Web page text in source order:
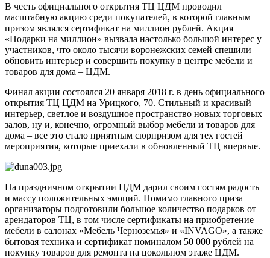
В честь официального открытия ТЦ ЦДМ проводил
масштабную акцию среди покупателей, в которой главным
призом являлся сертификат на миллион рублей. Акция
«Подарки на миллион» вызвала настолько большой интерес у
участников, что около тысячи воронежских семей спешили
обновить интерьер и совершить покупку в центре мебели и
товаров для дома – ЦДМ.
Финал акции состоялся 20 января 2018 г. в день официального
открытия ТЦ ЦДМ на Урицкого, 70. Стильный и красивый
интерьер, светлое и воздушное пространство новых торговых
залов, ну и, конечно, огромный выбор мебели и товаров для
дома – все это стало приятным сюрпризом для тех гостей
мероприятия, которые приехали в обновленный ТЦ впервые.
На праздничном открытии ЦДМ дарил своим гостям радость
и массу положительных эмоций. Помимо главного приза
организаторы подготовили большое количество подарков от
арендаторов ТЦ, в том числе сертификаты на приобретение
мебели в салонах «Мебель Черноземья» и «INVAGO», а также
бытовая техника и сертификат номиналом 50 000 рублей на
покупку товаров для ремонта на цокольном этаже ЦДМ.